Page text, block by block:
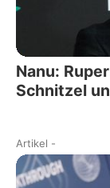
Nanu:
Schnitzel
Artikel -